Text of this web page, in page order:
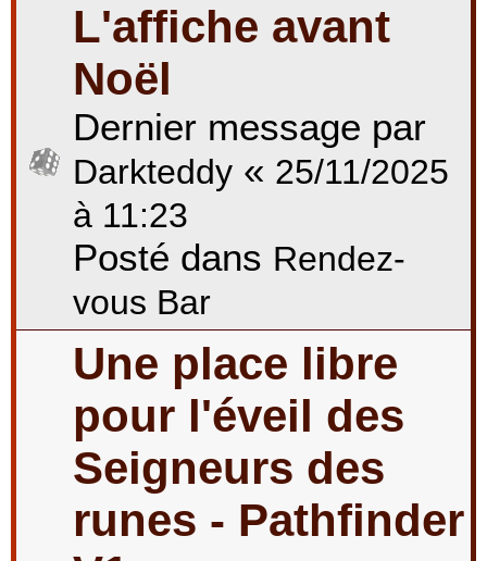
L'affiche avant
Noël
Dernier message par
Darkteddy « 25/11/2025
à 11:23
Posté dans Rendez-
vous Bar
Une place libre
pour l'éveil des
Seigneurs des
runes - Pathfinder